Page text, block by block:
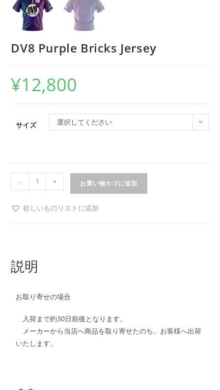
DV8 Purple Bricks Jersey
¥12,800
サイズ 選択してください
- + お買い物カゴに追加
欲しいものリストに追加
説明
お取り寄せの場合
入荷まで約30日前後となります。
メーカーから当店へ商品を取り寄せたのち、お客様へ出荷
いたします。